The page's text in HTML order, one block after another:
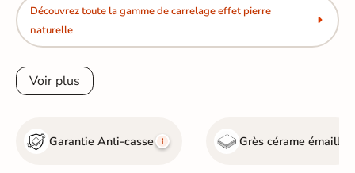
Découvrez toute la gamme de carrelage effet pierre
naturelle
Voir plus
Garantie Anti-casse Grès cérame émaillé